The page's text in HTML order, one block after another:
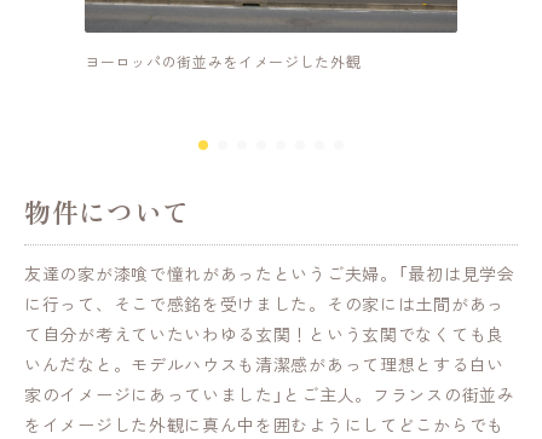
ヨーロッパの街並みをイメージした外観
物件について
友達の家が漆喰で憧れがあったというご夫婦。「最初は見学会
に行って、そこで感銘を受けました。その家には土間があっ
て自分が考えていたいわゆる玄関！という玄関でなくても良
いんだなと。モデルハウスも清潔感があって理想とする白い
家のイメージにあっていました」とご主人。フランスの街並み
をイメージした外観に真ん中を囲むようにしてどこからでも